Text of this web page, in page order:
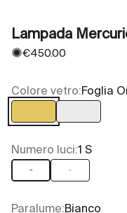
Lampada
✺Prezzo scontato
€450.00
Colore vetro:Foglia
Foglia Oro
Numero luci:1 S
1 S 1 L
Paralume:Bianco